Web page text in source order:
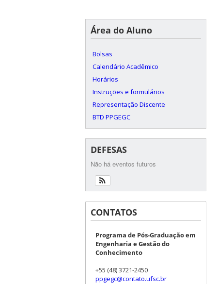
Área do Aluno
Bolsas
Calendário Acadêmico
Horários
Instruções e formulários
Representação Discente
BTD PPGEGC
DEFESAS
Não há eventos futuros
CONTATOS
Programa de Pós-Graduação em
Engenharia e Gestão do
Conhecimento
+55 (48) 3721-2450
ppgegc@contato.ufsc.br